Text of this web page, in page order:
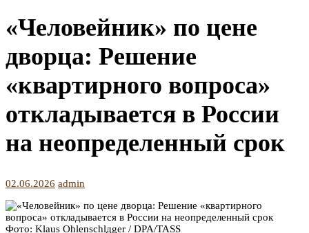
«Человейник» по цене
дворца: Решение
«квартирного вопроса»
откладывается в России
на неопределенный срок
02.06.2026 admin
Фото: Klaus Ohlenschlдger / DPA/TASS